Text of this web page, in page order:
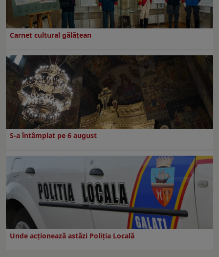
Carnet cultural gălăţean
S-a întâmplat pe 6 august
Unde acționează astăzi Poliția Locală